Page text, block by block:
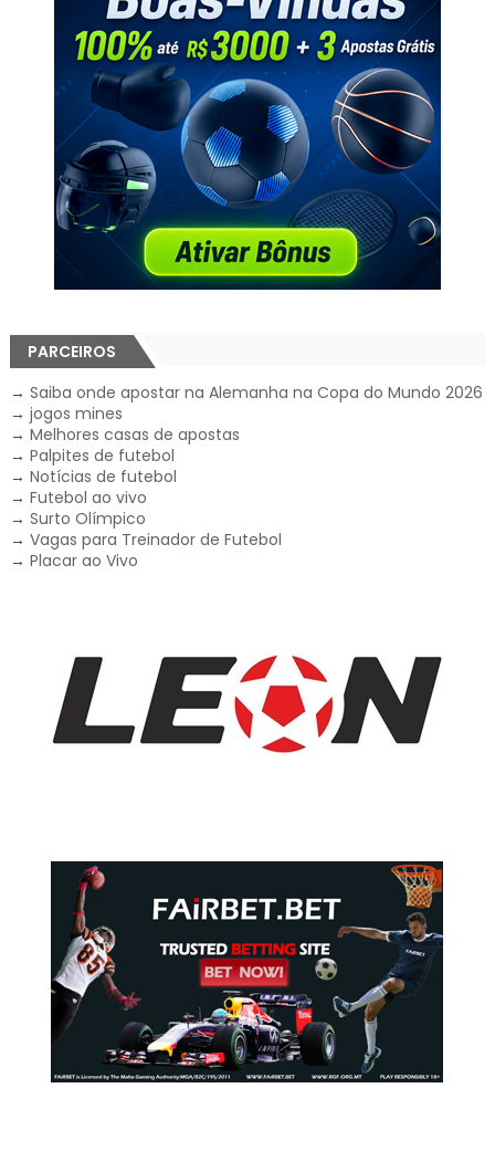
PARCEIROS
→ Saiba onde apostar na Alemanha na Copa do Mundo 2026
→ jogos mines
→ Melhores casas de apostas
→ Palpites de futebol
→ Notícias de futebol
→ Futebol ao vivo
→ Surto Olímpico
→ Vagas para Treinador de Futebol
→ Placar ao Vivo